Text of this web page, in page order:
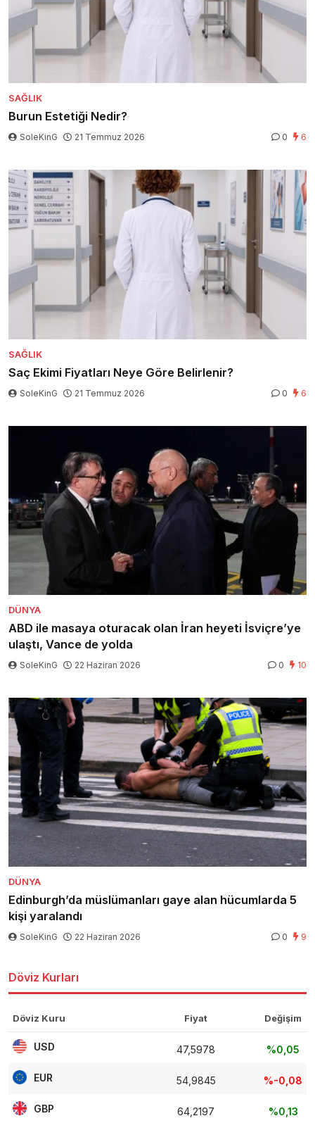
SAĞLIK
Burun Estetiği Nedir?
SoleKinG 21 Temmuz 2026 0 6
SAĞLIK
Saç Ekimi Fiyatları Neye Göre Belirlenir?
SoleKinG 21 Temmuz 2026 0 6
DÜNYA
ABD ile masaya oturacak olan İran heyeti İsviçre’ye
ulaştı, Vance de yolda
SoleKinG 22 Haziran 2026 0 10
DÜNYA
Edinburgh’da müslümanları gaye alan hücumlarda 5
kişi yaralandı
SoleKinG 22 Haziran 2026 0 9
Döviz Kurları
Döviz Kuru Fiyat Değişim
USD 47,5978 %0,05
EUR 54,9845 %-0,08
GBP 64,2197 %0,13